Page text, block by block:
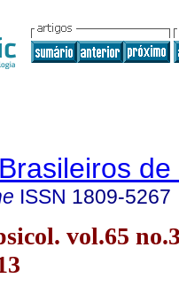
ISSN 1809-5267
vol.65